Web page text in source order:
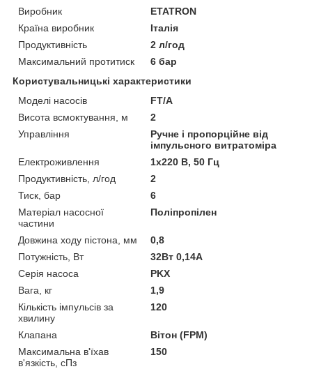
Виробник
ETATRON
Країна виробник
Італія
Продуктивність
2 л/год
Максимальний протитиск
6 бар
Користувальницькі характеристики
Моделі насосів
FT/A
Висота всмоктування, м
2
Управління
Ручне і пропорційне від
імпульсного витратоміра
Електроживлення
1х220 В, 50 Гц
Продуктивність, л/год
2
Тиск, бар
6
Матеріал насосної
частини
Поліпропілен
Довжина ходу пістона, мм
0,8
Потужність, Вт
32Вт 0,14А
Серія насоса
PKX
Вага, кг
1,9
Кількість імпульсів за
хвилину
120
Клапана
Вітон (FPM)
Максимальна в'їхав
в'язкість, сПз
150